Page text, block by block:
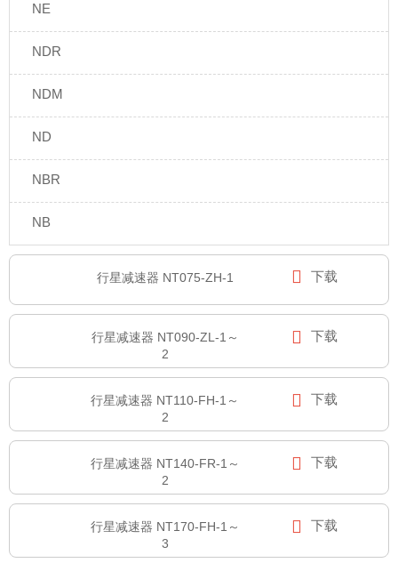
NE
NDR
NDM
ND
NBR
NB
行星减速器 NT075-ZH-1  下载
行星减速器 NT090-ZL-1～
2
 下载
行星减速器 NT110-FH-1～
2
 下载
行星减速器 NT140-FR-1～
2
 下载
行星减速器 NT170-FH-1～
3
 下载